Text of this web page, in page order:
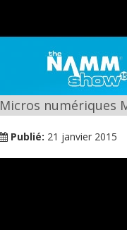
Micros numériques
Publié: 21 janvier 2015